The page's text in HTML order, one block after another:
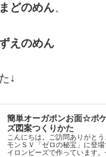
どのめん
えのめん
↓
簡単オーガポンお面☆ポ
ズ図案つくりかた
こんにちは。ご訪問ありがと
モンＳＶ「ゼロの秘宝」に登
イロンビーズで作っています。